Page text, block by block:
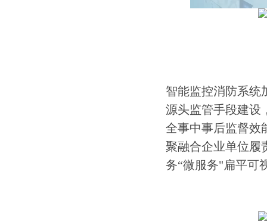
智能监控消防系统
源头监管手段建设
全事中事后监督效
聚融合企业单位履
务“微服务"扁平可